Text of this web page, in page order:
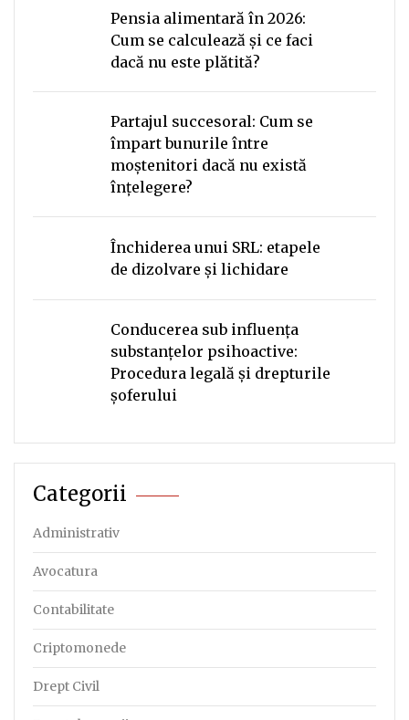
Pensia alimentară în 2026:
Cum se calculează și ce faci
dacă nu este plătită?
Partajul succesoral: Cum se
împart bunurile între
moștenitori dacă nu există
înțelegere?
Închiderea unui SRL: etapele
de dizolvare și lichidare
Conducerea sub influența
substanțelor psihoactive:
Procedura legală și drepturile
șoferului
Categorii
Administrativ
Avocatura
Contabilitate
Criptomonede
Drept Civil